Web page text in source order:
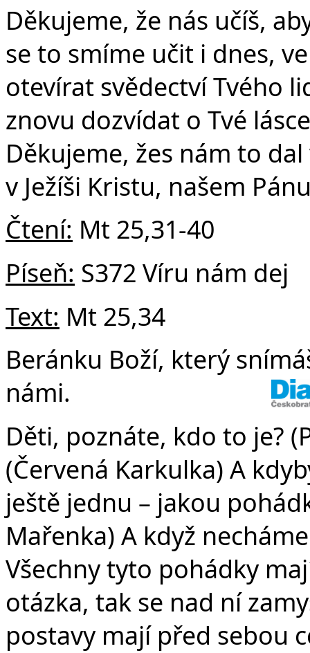
v
Děkujeme, že nás učíš,
se to smíme učit i dnes,
otevírat svědectví Tvého
znovu dozvídat o Tvé
Děkujeme, žes nám to
v Ježíši Kristu, našem
Čtení: Mt 25,31-40
Píseň: S372 Víru nám dej
Text: Mt 25,34
Beránku Boží, který
námi.
Děti, poznáte, kdo to je?
(Červená Karkulka) A
ještě jednu – jakou
Mařenka) A když
Všechny tyto pohádky
otázka, tak se nad ní
postavy mají před sebou